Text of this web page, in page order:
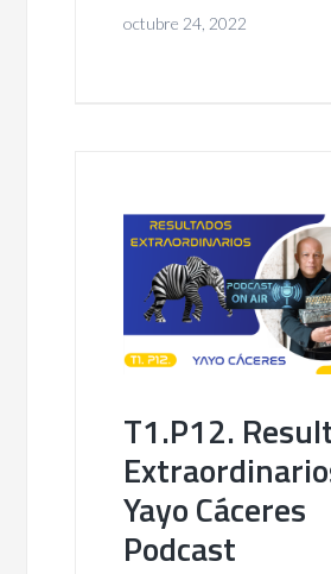
octubre 24, 2022
T1.P12.
Yayo Cáceres
Podcast